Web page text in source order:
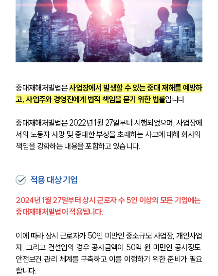
중대재해처벌법은 사업장에서 발생할 수 있는 중대 재해를 예방하
고, 사업주와 경영진에게 법적 책임을 묻기 위한 법률입니다.
중대재해처벌법은 2022년 1월 27일부터 시행되었으며, 사업장에
서의 노동자 사망 및 중대한 부상을 초래하는 사고에 대해 회사의
책임을 강화하는 내용을 포함하고 있습니다.
적용 대상 기업
2024년 1월 27일부터 상시 근로자 수 5인 이상의 모든 기업에는
중대재해처벌법이 적용됩니다.
이에 따라 상시 근로자가 50인 미만인 중소규모 사업장, 개인사업
자, 그리고 건설업의 경우 공사금액이 50억 원 미만인 공사장도
안전보건 관리 체계를 구축하고 이를 이행하기 위한 준비가 필요
합니다.